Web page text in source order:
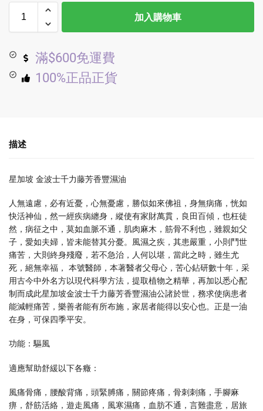
加入購物車
滿$600免運費
100%正品正貨
描述
星加坡 金波士千力藤芳香豐濕油
人無遠慮，必有近憂，心無憂慮，勝似如來佛祖，身無病痛，恍如
快活神仙，然一經疾病纏身，縱使有家財萬貫，良田百傾，也枉徒
然，病征之中，莫如血脈不通，肌肉麻木，筋骨不利也，雖親如父
子，愛如夫婦，皆未能替其分憂。風濕之疾，其患嚴重，小則鬥世
痛苦，大則終身殘廢，若不急治，人何以堪，當此之時，雖生尤
死，絕無幸福， 本號醫師，本著醫者父母心，苦心鉆研數十年，采
用古今中外名方以現代科學方法，提取植物之精華，再加以悉心配
制而成此星加坡金波士千力藤芳香豐濕油公諸於世，務求使病患者
能減輕痛苦，樂善者能有所布施，家居者能得以安心也。正是一油
在身，可保四季平安。
功能：驅風
適應幫助舒緩以下各癥：
風痛骨痛，腰酸背痛，頭緊膊痛，關節疼痛，骨刺刺痛，手腳麻
痹，舒筋活絡，遊走風痛，風寒濕痛，血肪不通，言難盡意，居旅